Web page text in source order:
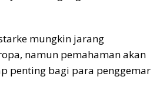
mungkin jarang
namun pemahaman akan
penting bagi para penggemar